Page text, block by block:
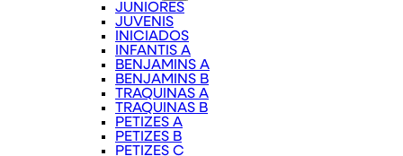
JUNIORES
JUVENIS
INICIADOS
INFANTIS A
BENJAMINS A
BENJAMINS B
TRAQUINAS A
TRAQUINAS B
PETIZES A
PETIZES B
PETIZES C